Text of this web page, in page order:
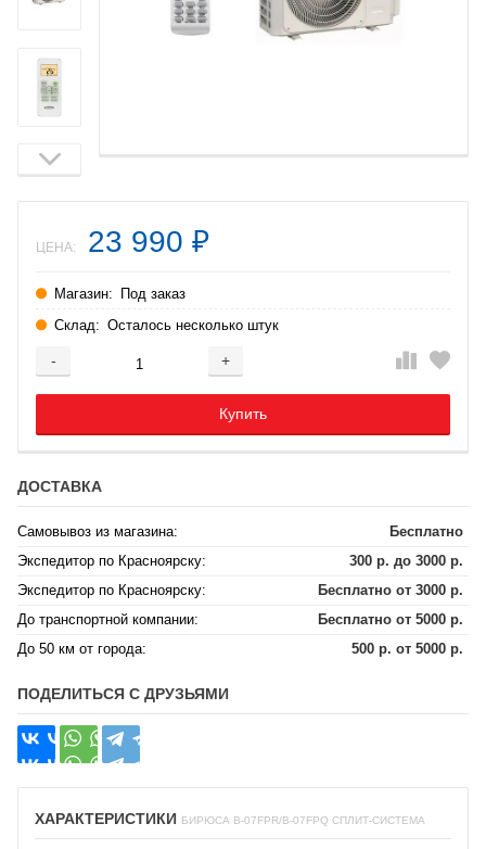
ЦЕНА: 23 990 ₽
Магазин:
Под заказ
Склад: Осталось несколько штук
- +
Добавляется...
Купить
Добавлен
ДОСТАВКА
Самовывоз из магазина:
Бесплатно
Экспедитор по Красноярску:
300 р. до 3000 р.
Экспедитор по Красноярску:
Бесплатно от 3000 р.
До транспортной компании:
Бесплатно от 5000 р.
До 50 км от города:
500 р. от 5000 р.
ПОДЕЛИТЬСЯ С ДРУЗЬЯМИ
ХАРАКТЕРИСТИКИ БИРЮСА B-07FPR/B-07FPQ СПЛИТ-СИСТЕМА